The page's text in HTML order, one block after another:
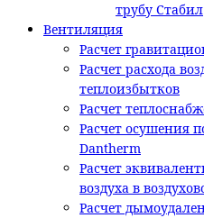
трубу Стабил
Вентиляция
Расчет
Расчет расхода
теплоизбытков
Расчет
Расчет осушения
Dantherm
Расчет
воздуха в
Расчет